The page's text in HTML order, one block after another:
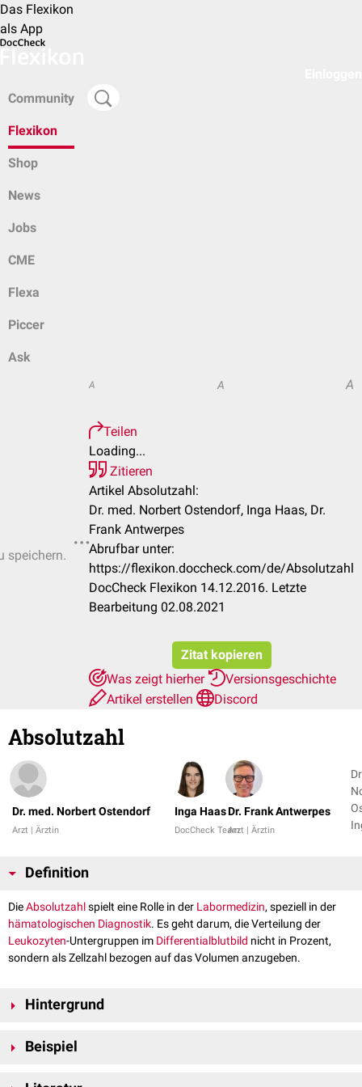
Das Flexikon
als App
Community
Flexikon
Shop
News
Jobs
CME
Flexa
Piccer
Ask
speichern.
A A A
Teilen
Loading...
Zitieren
Artikel Absolutzahl:
Dr. med. Norbert Ostendorf, Inga Haas, Dr.
Frank Antwerpes
Abrufbar unter:
https://flexikon.doccheck.com/de/Absolutzahl
DocCheck Flexikon 14.12.2016. Letzte
Bearbeitung 02.08.2021
Zitat kopieren
Was zeigt hierher
Versionsgeschichte
Artikel erstellen
Discord
Absolutzahl
Dr. med. Norbert Ostendorf
Arzt | Ärztin
Inga Haas
DocCheck Team
Dr. Frank Antwerpes
Arzt | Ärztin
Definition
DieAbsolutzahlspielt eine Rolle in der Labormedizin, speziell in der
hämatologischen Diagnostik. Es geht darum, die Verteilung der
Leukozyten-Untergruppen im Differentialblutbild nicht in Prozent,
sondern als Zellzahl bezogen auf das Volumen anzugeben.
Hintergrund
Fachgesellschaften seit langem gefordert, wird aber bis heute (2021)
historisch auf der Methode, mit der Differentialblutbilder
Beispiel